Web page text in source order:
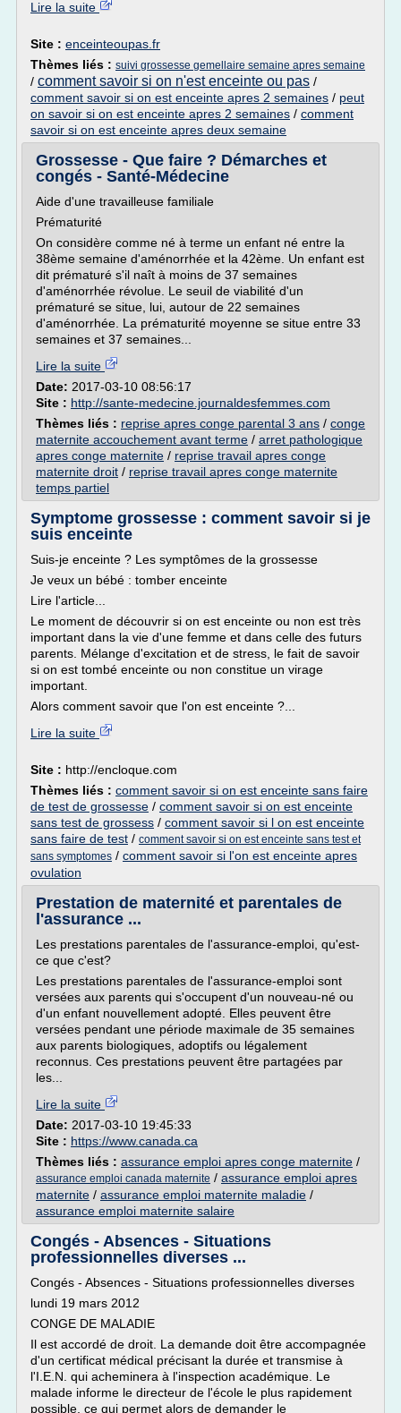
Lire la suite
Site : enceinteoupas.fr
Thèmes liés : suivi grossesse gemellaire semaine apres semaine
/ comment savoir si on n'est enceinte ou pas /
comment savoir si on est enceinte apres 2 semaines / peut
on savoir si on est enceinte apres 2 semaines / comment
savoir si on est enceinte apres deux semaine
Grossesse - Que faire ? Démarches et
congés - Santé-Médecine
Aide d'une travailleuse familiale
Prématurité
On considère comme né à terme un enfant né entre la
38ème semaine d'aménorrhée et la 42ème. Un enfant est
dit prématuré s'il naît à moins de 37 semaines
d'aménorrhée révolue. Le seuil de viabilité d'un
prématuré se situe, lui, autour de 22 semaines
d'aménorrhée. La prématurité moyenne se situe entre 33
semaines et 37 semaines...
Lire la suite
Date: 2017-03-10 08:56:17
Site : http://sante-medecine.journaldesfemmes.com
Thèmes liés : reprise apres conge parental 3 ans / conge
maternite accouchement avant terme / arret pathologique
apres conge maternite / reprise travail apres conge
maternite droit / reprise travail apres conge maternite
temps partiel
Symptome grossesse : comment savoir si je
suis enceinte
Suis-je enceinte ? Les symptômes de la grossesse
Je veux un bébé : tomber enceinte
Lire l'article...
Le moment de découvrir si on est enceinte ou non est très
important dans la vie d'une femme et dans celle des futurs
parents. Mélange d'excitation et de stress, le fait de savoir
si on est tombé enceinte ou non constitue un virage
important.
Alors comment savoir que l'on est enceinte ?...
Lire la suite
Site : http://encloque.com
Thèmes liés : comment savoir si on est enceinte sans faire
de test de grossesse / comment savoir si on est enceinte
sans test de grossess / comment savoir si l on est enceinte
sans faire de test / comment savoir si on est enceinte sans test et
sans symptomes / comment savoir si l'on est enceinte apres
ovulation
Prestation de maternité et parentales de
l'assurance ...
Les prestations parentales de l'assurance-emploi, qu'est-
ce que c'est?
Les prestations parentales de l'assurance-emploi sont
versées aux parents qui s'occupent d'un nouveau-né ou
d'un enfant nouvellement adopté. Elles peuvent être
versées pendant une période maximale de 35 semaines
aux parents biologiques, adoptifs ou légalement
reconnus. Ces prestations peuvent être partagées par
les...
Lire la suite
Date: 2017-03-10 19:45:33
Site : https://www.canada.ca
Thèmes liés : assurance emploi apres conge maternite /
assurance emploi canada maternite / assurance emploi apres
maternite / assurance emploi maternite maladie /
assurance emploi maternite salaire
Congés - Absences - Situations
professionnelles diverses ...
Congés - Absences - Situations professionnelles diverses
lundi 19 mars 2012
CONGE DE MALADIE
Il est accordé de droit. La demande doit être accompagnée
d'un certificat médical précisant la durée et transmise à
l'I.E.N. qui acheminera à l'inspection académique. Le
malade informe le directeur de l'école le plus rapidement
possible, ce qui permet alors de demander le